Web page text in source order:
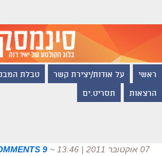
ראשי על אודות/יצירת קשר טבלת
הרצאות תסריט.ים
07 אוקטובר 2011 | 13:46 ~
9 COMMENTS